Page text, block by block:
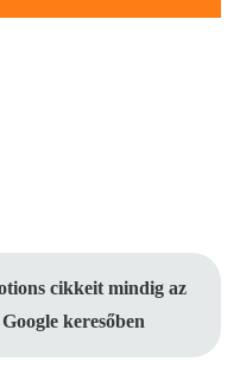
cikkeit mindig az
keresőben